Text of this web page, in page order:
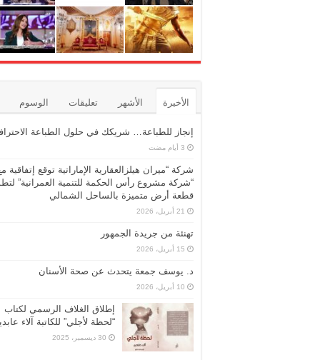
الأخيرة الأشهر تعليقات الوسوم
إنجاز للطباعة… شريكك في حلول الطباعة
شركة “ميران هيلزالعقارية الإماراتية توقع إتفاقية
“شركة مشروع رأس الحكمة للتنمية العمرانية”
قطعة أرض متميزة بالساحل الشمالي
21 أبريل، 2026
تهنئة من جريدة الجمهور
15 أبريل، 2026
د. يوسف جمعة يتحدث عن صحة الأسنان
10 أبريل، 2026
إطلاق الغلاف الرسمي لكتاب
“لحظة لأجلي” للكاتبة آلاء
30 ديسمبر، 2025